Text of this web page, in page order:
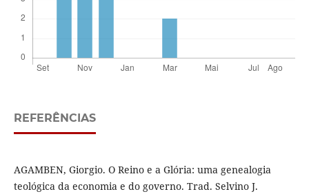
REFERÊNCIAS
AGAMBEN, Giorgio. O Reino e a Glória: uma genealogia
teológica da economia e do governo. Trad. Selvino J.